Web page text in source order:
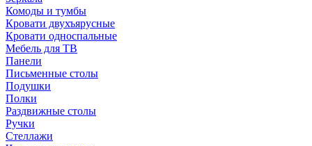
Комоды и тумбы
Кровати двухъярусные
Кровати односпальные
Мебель для ТВ
Панели
Письменные столы
Подушки
Полки
Раздвижные столы
Ручки
Стеллажи